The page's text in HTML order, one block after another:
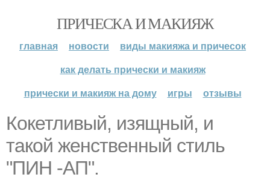
ПРИЧЕСКА И МАКИЯЖ
главная новости
виды макияжа и причесок
как делать прически и макияж
прически и макияж на дому
игры отзывы
Кокетливый, изящный, и
такой женственный стиль
"ПИН -АП".